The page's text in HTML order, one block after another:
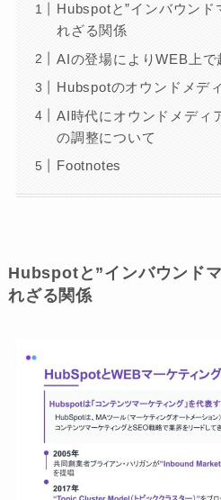
Hubspotと”インバウンド
れざる関係
AIの登場によりWEB上で
Hubspotのオウンドメデ
AI時代にオウンドメディ
の調整について
Footnotes
Hubspotと”インバウンド
れざる関係